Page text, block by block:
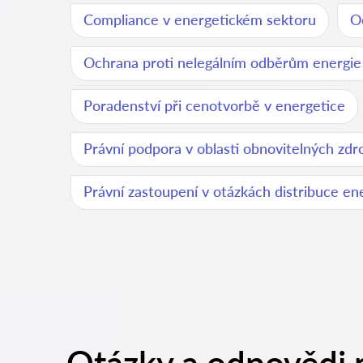
Compliance v energetickém sektoru
Ochrana proti nelegálním odběrům energie
Poradenství při cenotvorbě v energetice
Právní podpora v oblasti obnovitelných
Právní zastoupení v otázkách distribuce